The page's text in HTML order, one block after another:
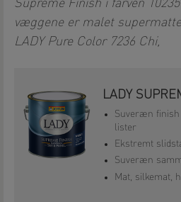
Supreme Finish i farven
væggene er malet
LADY Pure Color 7236 Chi,
LADY
Suveræn finish
lister
Ekstremt
Suveræn
Mat, silkemat,